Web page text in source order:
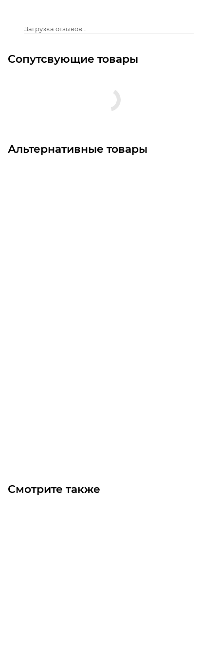
Загрузка отзывов...
Сопутсвующие товары
Альтернативные товары
Смотрите также